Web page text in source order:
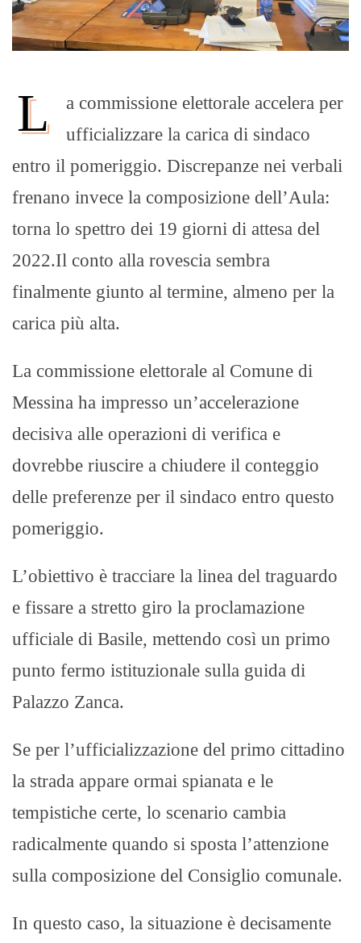
L
a commissione elettorale accelera per
ufficializzare la carica di sindaco
entro il pomeriggio. Discrepanze nei verbali
frenano invece la composizione dell’Aula:
torna lo spettro dei 19 giorni di attesa del
2022.​Il conto alla rovescia sembra
finalmente giunto al termine, almeno per la
carica più alta.
La commissione elettorale al Comune di
Messina ha impresso un’accelerazione
decisiva alle operazioni di verifica e
dovrebbe riuscire a chiudere il conteggio
delle preferenze per il sindaco entro questo
pomeriggio.
L’obiettivo è tracciare la linea del traguardo
e fissare a stretto giro la proclamazione
ufficiale di Basile, mettendo così un primo
punto fermo istituzionale sulla guida di
Palazzo Zanca.
​Se per l’ufficializzazione del primo cittadino
la strada appare ormai spianata e le
tempistiche certe, lo scenario cambia
radicalmente quando si sposta l’attenzione
sulla composizione del Consiglio comunale.
In questo caso, la situazione è decisamente